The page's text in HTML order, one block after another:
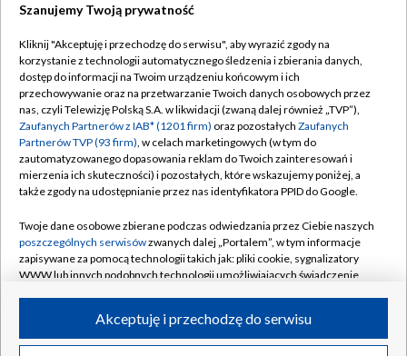
TVP
Abonament TVP
Emisja w TVP
Centrum informacji TVP
Naziemna Telewizja Cyfrowa
Rada Programowa
System NOS
Informacje o nadawcy
Program dla prasy
Regulamin TVP
Polityka prywatności
Moje zgody
Pomoc
Kontakt
Kanały
©2026 Telewizja Polska S.A. w likwidacji
Szanujemy Twoją prywatność
Kliknij "Akceptuję i przechodzę do serwisu", aby wyrazić zgody na
korzystanie z technologii automatycznego śledzenia i zbierania danych,
dostęp do informacji na Twoim urządzeniu końcowym i ich
przechowywanie oraz na przetwarzanie Twoich danych osobowych przez
nas, czyli Telewizję Polską S.A. w likwidacji (zwaną dalej również „TVP”),
Zaufanych Partnerów z IAB* (1201 firm) oraz pozostałych Zaufanych
Partnerów TVP (93 firm), w celach marketingowych (w tym do
zautomatyzowanego dopasowania reklam do Twoich zainteresowań i
mierzenia ich skuteczności) i pozostałych, które wskazujemy poniżej, a
także zgody na udostępnianie przez nas identyfikatora PPID do Google.
Twoje dane osobowe zbierane podczas odwiedzania przez Ciebie naszych
poszczególnych serwisówzwanych dalej „Portalem”, w tym informacje
zapisywane za pomocą technologii takich jak: pliki cookie, sygnalizatory
WWW lub innych podobnych technologii umożliwiających świadczenie
ruchu w Internecie.Akceptuję i przechodzę do serwisu